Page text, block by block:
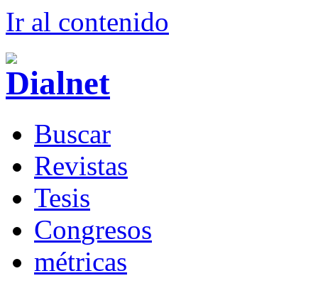
Ir al contenido
Buscar
Revistas
Tesis
Congresos
métricas